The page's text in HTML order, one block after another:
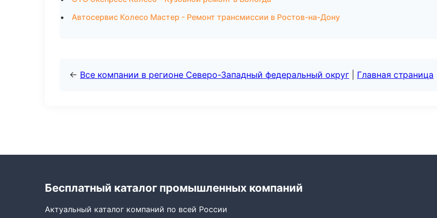
Автосервис Колесо Мастер - Ремонт трансмиссии в Ростов-на-Дону
← Все компании в регионе Северо-Западный федеральный округ Главная страница
Бесплатный каталог промышленных компаний
Актуальный каталог компаний по всей России